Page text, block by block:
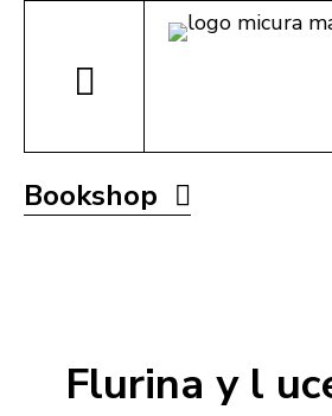
Bookshop
Flurina y l